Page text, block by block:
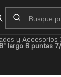
y Accesorios
largo 6 puntas